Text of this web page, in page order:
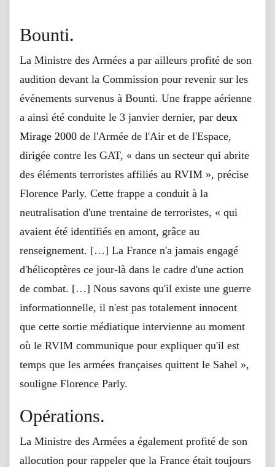
Bounti.
La Ministre des Armées a par ailleurs profité de son
audition devant la Commission pour revenir sur les
événements survenus à Bounti. Une frappe aérienne
a ainsi été conduite le 3 janvier dernier, par deux
Mirage 2000 de l'Armée de l'Air et de l'Espace,
dirigée contre les GAT, « dans un secteur qui abrite
des éléments terroristes affiliés au RVIM », précise
Florence Parly. Cette frappe a conduit à la
neutralisation d'une trentaine de terroristes, « qui
avaient été identifiés en amont, grâce au
renseignement. […] La France n'a jamais engagé
d'hélicoptères ce jour-là dans le cadre d'une action
de combat. […] Nous savons qu'il existe une guerre
informationnelle, il n'est pas totalement innocent
que cette sortie médiatique intervienne au moment
où le RVIM communique pour expliquer qu'il est
temps que les armées françaises quittent le Sahel »,
souligne Florence Parly.
Opérations.
La Ministre des Armées a également profité de son
allocution pour rappeler que la France était toujours